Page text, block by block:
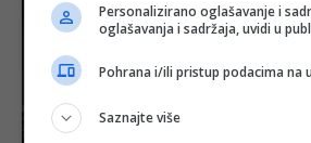
Personalizirano oglašavanje i
oglašavanja i sadržaja, uvidi u
Pohrana i/ili pristup podacima na
Saznajte više